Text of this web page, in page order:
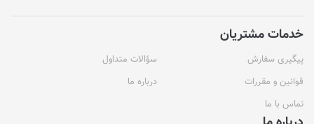
خدمات مشتریان
پیگیری سفارش
سؤالات متداول
قوانین و مقررات
درباره ما
تماس با ما